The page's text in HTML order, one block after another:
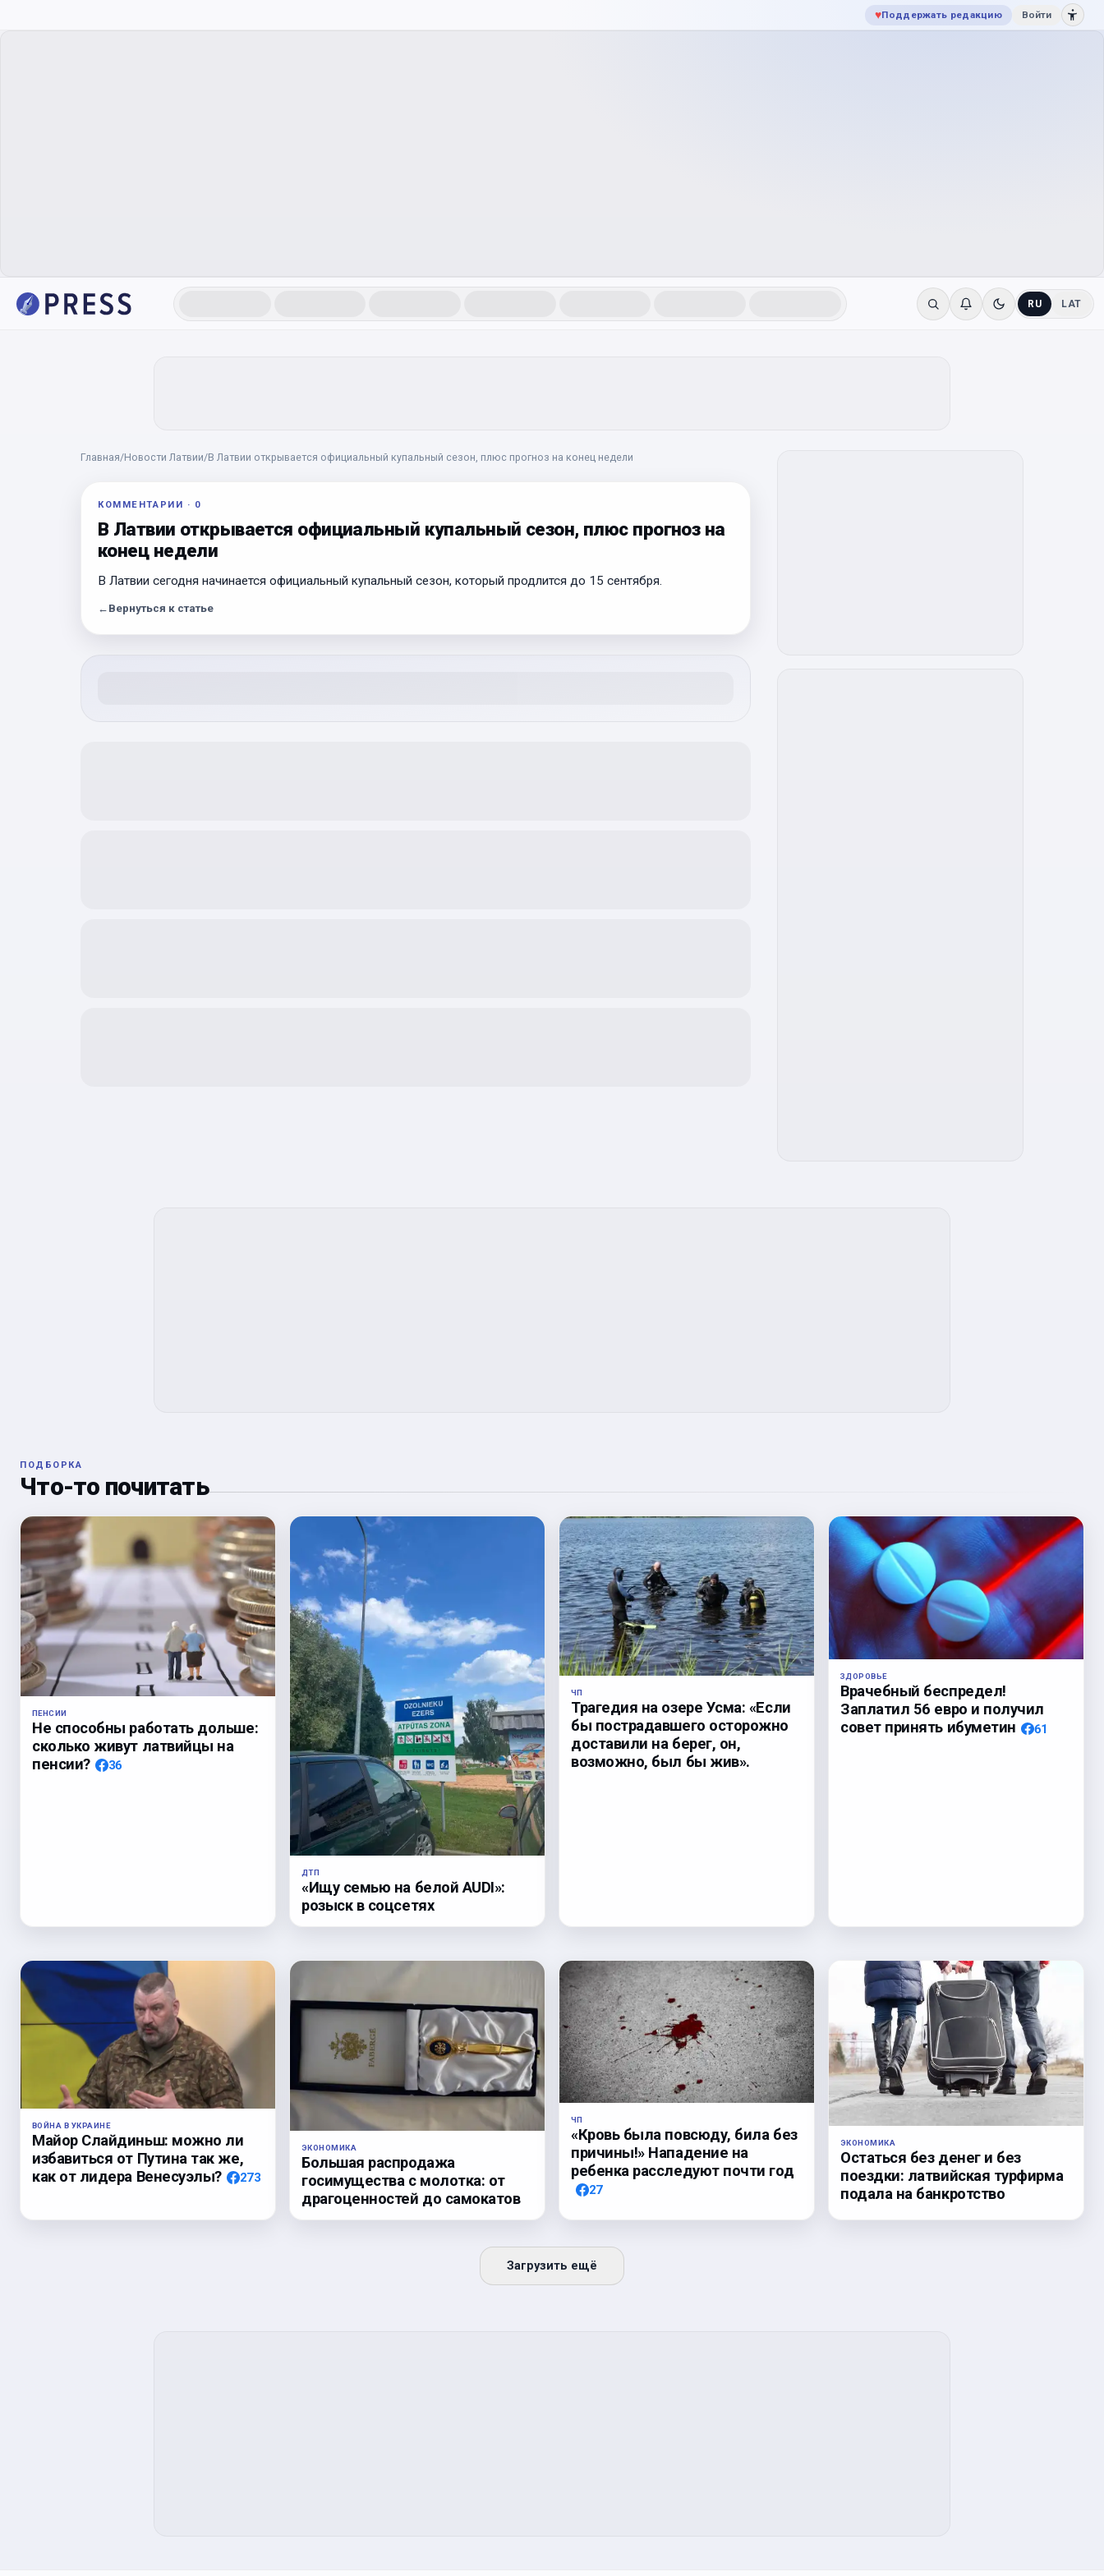
♥Поддержать редакцию Войти
RU LAT
Главная/Новости Латвии/В Латвии открывается официальный купальный сезон, плюс прогноз на конец недели
КОММЕНТАРИИ · 0
В Латвии открывается официальный купальный сезон, плюс прогноз на
конец недели
В Латвии сегодня начинается официальный купальный сезон, который продлится до 15 сентября.
← Вернуться к статье
ПОДБОРКА
Что-то почитать
ПЕНСИИ
Не способны работать дольше:
сколько живут латвийцы на
пенсии?
36
ДТП
«Ищу семью на белой AUDI»:
розыск в соцсетях
ЧП
Трагедия на озере Усма: «Если
бы пострадавшего осторожно
доставили на берег, он,
возможно, был бы жив».
ЗДОРОВЬЕ
Врачебный беспредел!
Заплатил 56 евро и получил
совет принять ибуметин
61
ВОЙНА В УКРАИНЕ
Майор Слайдиньш: можно ли
избавиться от Путина так же,
как от лидера Венесуэлы?
273
ЭКОНОМИКА
Большая распродажа
госимущества с молотка: от
драгоценностей до самокатов
ЧП
«Кровь была повсюду, била без
причины!» Нападение на
ребенка расследуют почти год
27
ЭКОНОМИКА
Остаться без денег и без
поездки: латвийская турфирма
подала на банкротство
Загрузить ещё